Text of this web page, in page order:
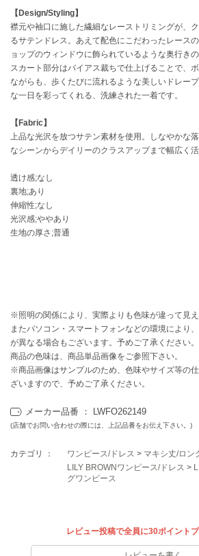
Clarks Premium
クラークス
CODE A
コードエー
COLE HAAN
コール ハーン
CONVERSE
コンバース
DANSKIN
ダンスキン
emmi atelier
エミ アトリエ
emmi yoga
エミヨガ
ETRÉ TOKYO
エトレトウキョウ
アイ
FRAY I.D
【Design/Styling】
襟元や袖口に施した繊細なレーストリミングが、
るサテンドレス。あえて配色にこだわったレース
ョップのウィンドウに飾られているような奥行き
スカート部分はバイアス裁ちで仕上げることで、
ながらも、歩くたびに流れるような美しいドレー
な一日を彩ってくれる、洗練された一着です。
【Fabric】
上品な光沢を放つサテン素材を使用。しなやかな
なシーンからデイリーのクラスアップまで幅広く活
透け感;なし
裏地;あり
伸縮性;なし
光沢感;ややあり
生地の厚さ;普通
※照明の関係により、実際よりも色味が違って見え
またパソコン・スマートフォンなどの環境により
が異なる場合もございます。予めご了承ください。
商品の色味は、商品単品画像をご参照下さい。
※商品画像はサンプルのため、色味やサイズ等の
ざいますので、予めご了承ください。
メーカー品番 ： LWFO262149
(店舗でお問い合わせの際には、上記品番をお伝え下さい。)
カテゴリ ： ワンピース/ドレス > マキシ丈/ロン
LILY BROWNワンピース/ドレス >
グワンピース
レビュー投稿で全員に30ポイントプ